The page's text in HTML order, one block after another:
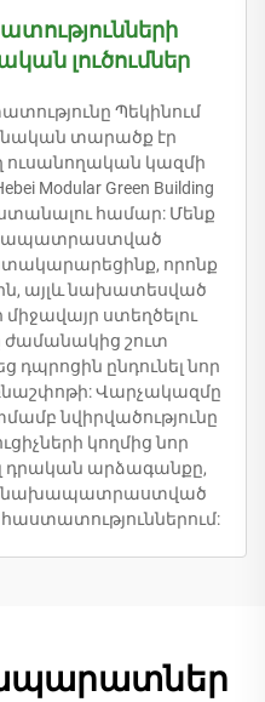
լուծումներ
Պեկինում
տարածք էր
ուսանողական կազմի
Modular Green Building
ստանալու համար: Մենք
որոնք
այլև նախատեսված
ստեղծելու
շուտ
դպրոցին ընդունել նոր
Վարչակազմը
նվիրվածությունը
կողմից նոր
դրական արձագանքը,
նախապատրաստված